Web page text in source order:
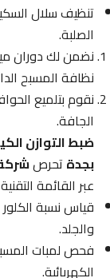
تنظيف سلال
الصلبة.
نضمن لك دوران مياه
نظافة المسبح
نقوم بتلميع الحواف
الجافة.
ضبط التوازن
بجدةتحرصشركة
عبر القائمة التقنية
والجلد.
فحص لمبات المسبح
الكهربائية.